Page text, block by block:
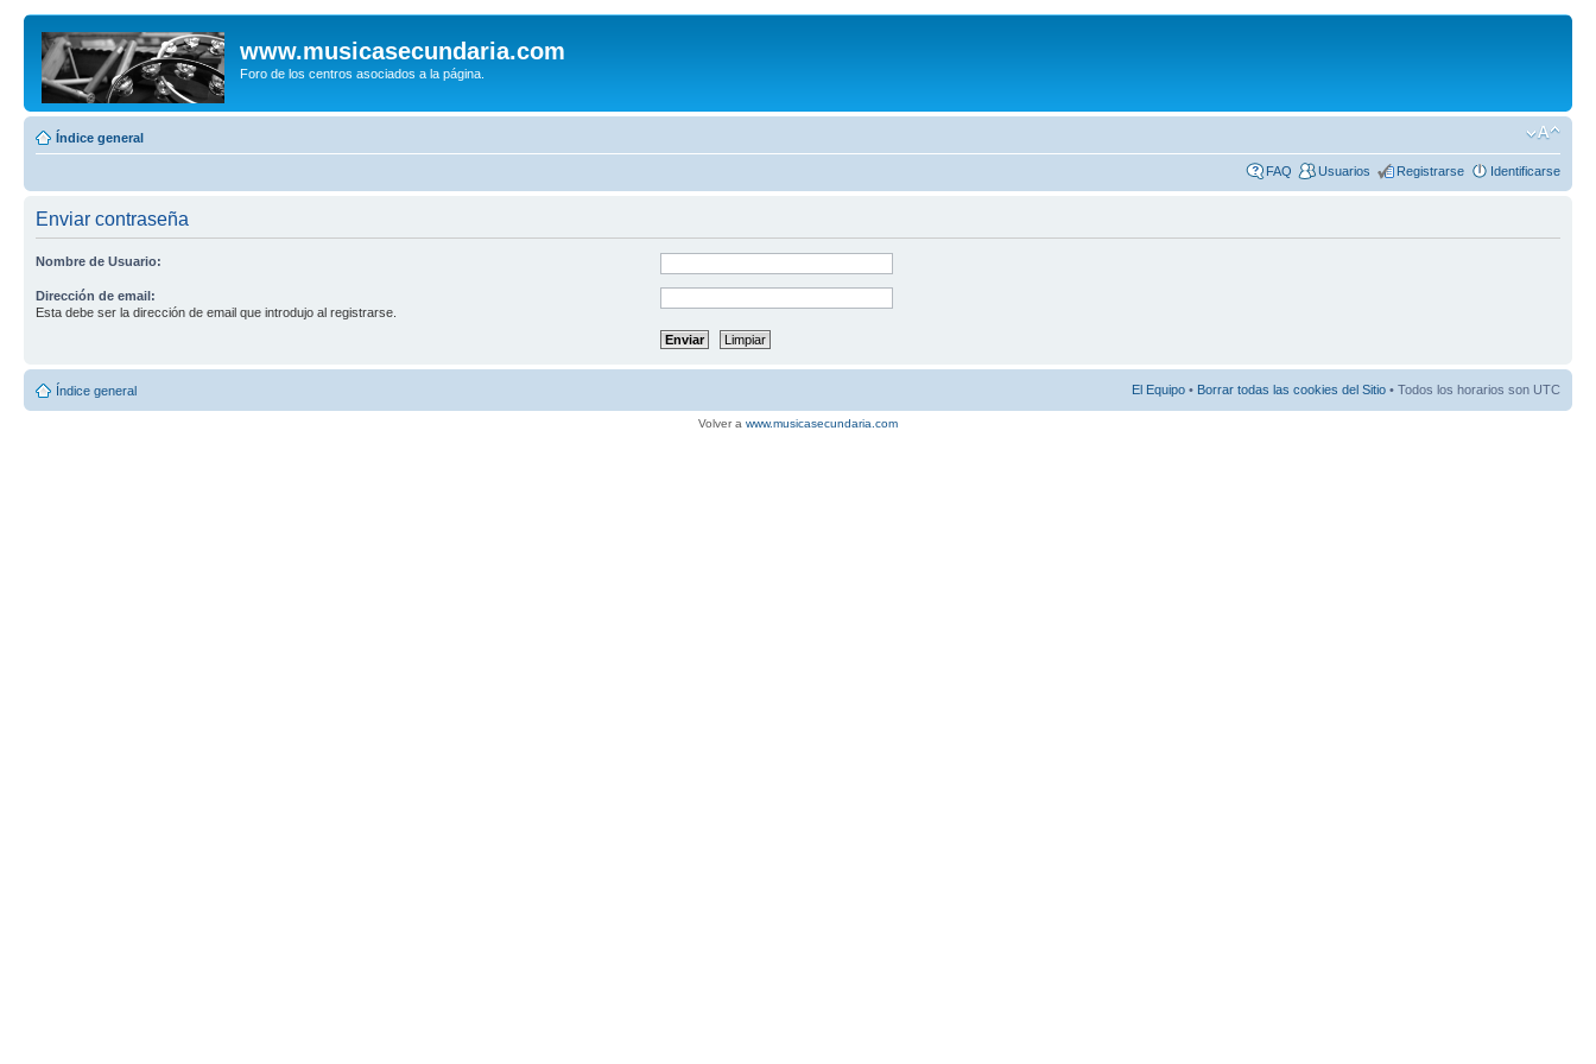
www.musicasecundaria.com
Foro de los centros asociados a la página.
Índice general
FAQ Usuarios Registrarse Identificarse
Enviar contraseña
Nombre de Usuario:
Dirección de email:
Esta debe ser la dirección de email que introdujo al registrarse.
Índice general El Equipo • Borrar todas las cookies del Sitio • Todos los horarios son UTC
Volver a www.musicasecundaria.com